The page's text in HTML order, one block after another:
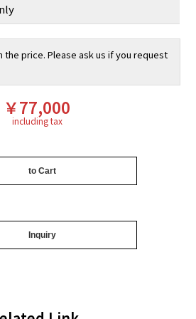
the price. Please ask us if you request
￥77,000
including tax